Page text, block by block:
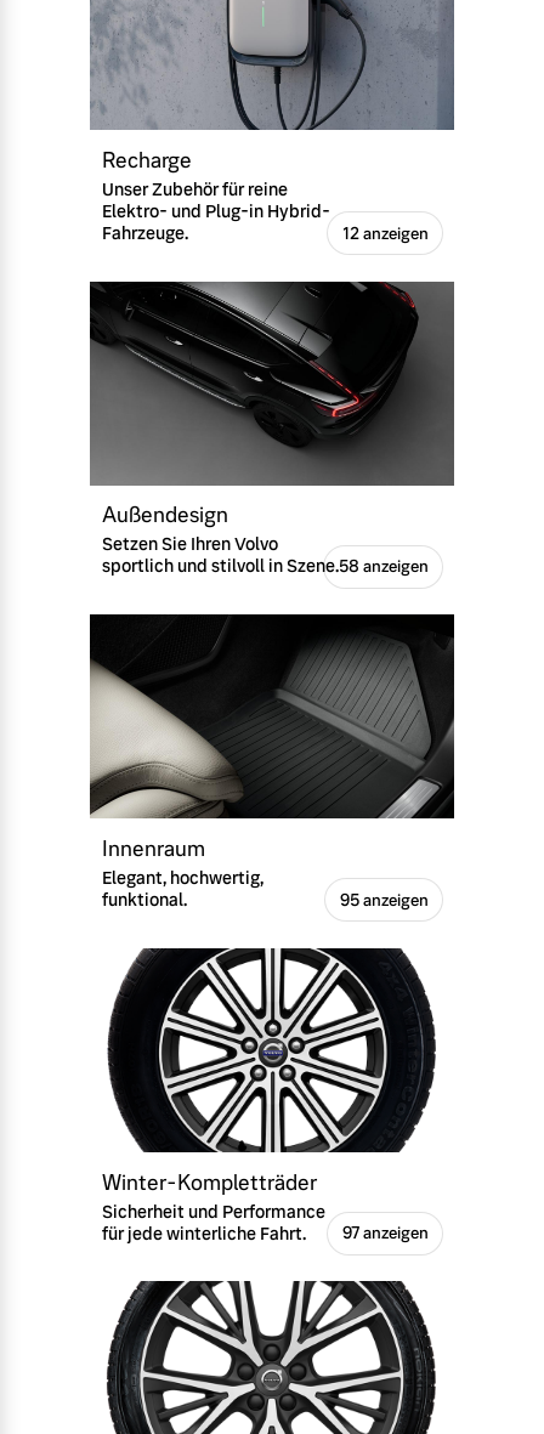
Recharge
Unser Zubehör für reine
Elektro- und Plug-in Hybrid-
Fahrzeuge.
12 anzeigen
Außendesign
Setzen Sie Ihren Volvo
sportlich und stilvoll in Szene.58 anzeigen
Innenraum
Elegant, hochwertig,
funktional.
95 anzeigen
Winter-Kompletträder
Sicherheit und Performance
für jede winterliche Fahrt.
97 anzeigen